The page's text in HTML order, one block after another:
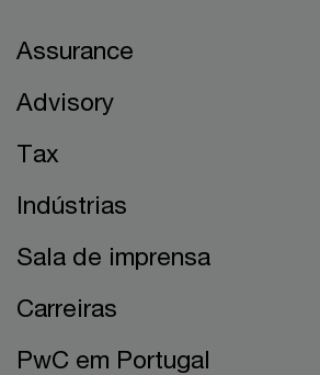
Assurance
Advisory
Tax
Indústrias
Sala de imprensa
Carreiras
PwC em Portugal